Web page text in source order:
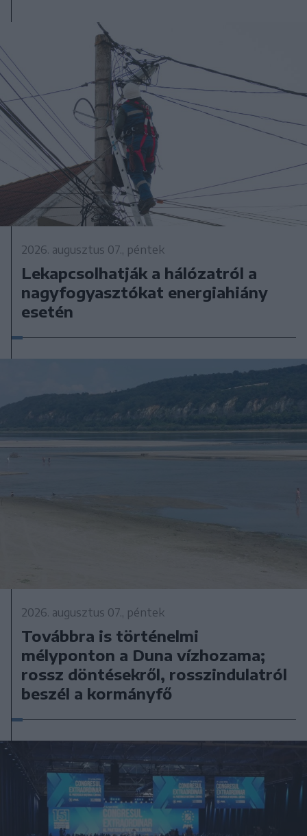
2026. augusztus 07., péntek
Lekapcsolhatják a hálózatról a
nagyfogyasztókat energiahiány
esetén
2026. augusztus 07., péntek
Továbbra is történelmi
mélyponton a Duna vízhozama;
rossz döntésekről, rosszindulatról
beszél a kormányfő